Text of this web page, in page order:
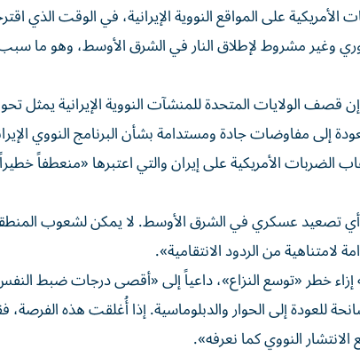
على المواقع النووية الإيرانية، في الوقت الذي
وغير مشروط لإطلاق النار في الشرق الأوسط، وهو ما
الولايات المتحدة للمنشآت النووية الإيرانية يمثل
مفاوضات جادة ومستدامة بشأن البرنامج النووي
الضربات الأمريكية على إيران والتي اعتبرها «منعطفاً
تصعيد عسكري في الشرق الأوسط. لا يمكن لشعوب
من الردود الانتقامية».
إزاء خطر «توسع النزاع»، داعياً إلى «أقصى درجات ضبط
للعودة إلى الحوار والدبلوماسية. إذا أُغلقت هذه
النووي كما نعرفه».